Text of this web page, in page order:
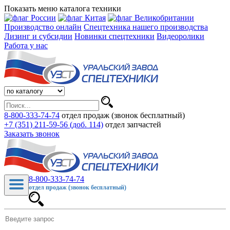
Показать меню каталога техники
Производство онлайн Спецтехника нашего производства
Лизинг и субсидии Новинки спецтехники Видеоролики
Работа у нас
8-800-333-74-74 отдел продаж (звонок бесплатный)
+7 (351) 211-59-56 (доб. 114) отдел запчастей
Заказать звонок
8-800-333-74-74
отдел продаж (звонок бесплатный)